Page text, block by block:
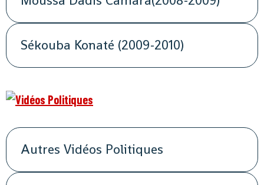
Sékouba Konaté (2009-2010)
Autres Vidéos Politiques